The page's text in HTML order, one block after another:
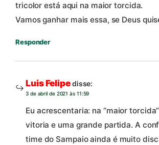
tricolor está aqui na maior torcida.
Vamos ganhar mais essa, se Deus
Responder
Luis Felipedisse:
3 de abril de 2021 às 11:59
Eu acrescentaria: na “maior
vitoria e uma grande partida. A
time do Sampaio ainda é muito